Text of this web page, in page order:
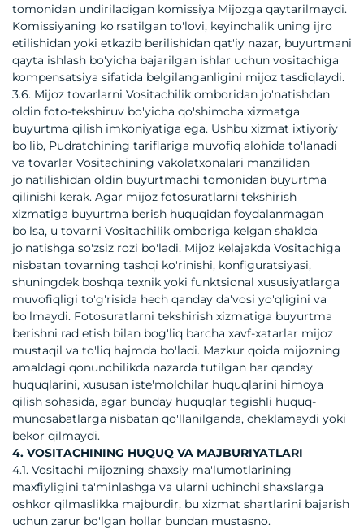
tomonidan undiriladigan komissiya Mijozga qaytarilmaydi.
Komissiyaning ko'rsatilgan to'lovi, keyinchalik uning ijro
etilishidan yoki etkazib berilishidan qat'iy nazar, buyurtmani
qayta ishlash bo'yicha bajarilgan ishlar uchun vositachiga
kompensatsiya sifatida belgilanganligini mijoz tasdiqlaydi.
3.6. Mijoz tovarlarni Vositachilik omboridan jo'natishdan
oldin foto-tekshiruv bo'yicha qo'shimcha xizmatga
buyurtma qilish imkoniyatiga ega. Ushbu xizmat ixtiyoriy
bo'lib, Pudratchining tariflariga muvofiq alohida to'lanadi
va tovarlar Vositachining vakolatxonalari manzilidan
jo'natilishidan oldin buyurtmachi tomonidan buyurtma
qilinishi kerak. Agar mijoz fotosuratlarni tekshirish
xizmatiga buyurtma berish huquqidan foydalanmagan
bo'lsa, u tovarni Vositachilik omboriga kelgan shaklda
jo'natishga so'zsiz rozi bo'ladi. Mijoz kelajakda Vositachiga
nisbatan tovarning tashqi ko'rinishi, konfiguratsiyasi,
shuningdek boshqa texnik yoki funktsional xususiyatlarga
muvofiqligi to'g'risida hech qanday da'vosi yo'qligini va
bo'lmaydi. Fotosuratlarni tekshirish xizmatiga buyurtma
berishni rad etish bilan bog'liq barcha xavf-xatarlar mijoz
mustaqil va to'liq hajmda bo'ladi. Mazkur qoida mijozning
amaldagi qonunchilikda nazarda tutilgan har qanday
huquqlarini, xususan iste'molchilar huquqlarini himoya
qilish sohasida, agar bunday huquqlar tegishli huquq-
munosabatlarga nisbatan qo'llanilganda, cheklamaydi yoki
bekor qilmaydi.
4. VOSITACHINING HUQUQ VA MAJBURIYATLARI
4.1. Vositachi mijozning shaxsiy ma'lumotlarining
maxfiyligini ta'minlashga va ularni uchinchi shaxslarga
oshkor qilmaslikka majburdir, bu xizmat shartlarini bajarish
uchun zarur bo'lgan hollar bundan mustasno.